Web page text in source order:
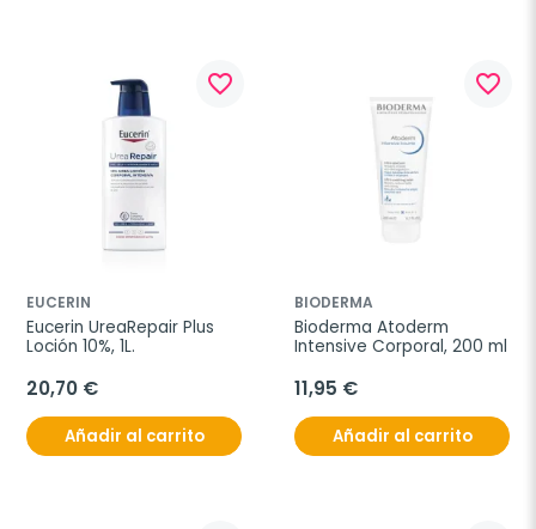
favorite_border
EUCERIN
Eucerin UreaRepair Plus
Loción 10%, 1L.
20,70 €
Añadir al carrito
favorite_border
BIODERMA
Bioderma Atoderm
Intensive Corporal, 200 ml
11,95 €
Añadir al carrito